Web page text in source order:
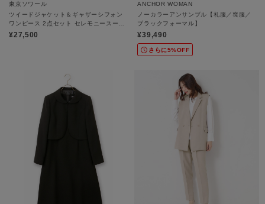
東京ソワール
ツイードジャケット＆ギャザーシフォン
ワンピース 2点セット セレモニースーツ
【卒業式・入学式・学校行事・七五三・
¥27,500
ANCHOR WOMAN
ノーカラーアンサンブル【礼服／喪服／
ブラックフォーマル】
¥39,490
さらに5%OFF